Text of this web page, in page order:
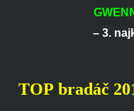
– 3.
TOP bradáč